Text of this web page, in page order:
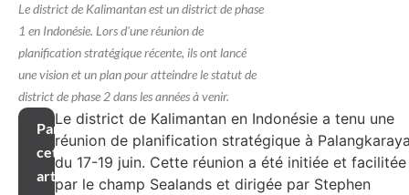
Le district de Kalimantan est un district de phase
1 en Indonésie. Lors d'une réunion de
planification stratégique récente, ils ont lancé
une vision et un plan pour atteindre le statut de
district de phase 2 dans les années à venir.
Partager
cet
article
Le district de Kalimantan en Indonésie a tenu une
réunion de planification stratégique à
du 17-19 juin. Cette réunion a été initiée et facilitée
par le champ Sealands et dirigée par Stephen